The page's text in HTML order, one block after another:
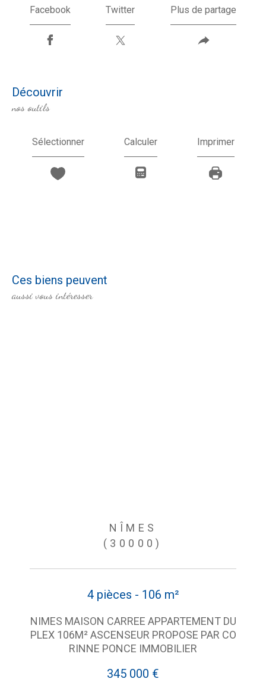
Facebook Twitter Plus de partage
découvrir
nos outils
Sélectionner Calculer Imprimer
Ces biens peuvent
aussi vous intéresser
NÎMES
(30000)
4 pièces - 106 m²
NIMES MAISON CARREE APPARTEMENT DU
PLEX 106M² ASCENSEUR PROPOSE PAR CO
RINNE PONCE IMMOBILIER
345 000 €